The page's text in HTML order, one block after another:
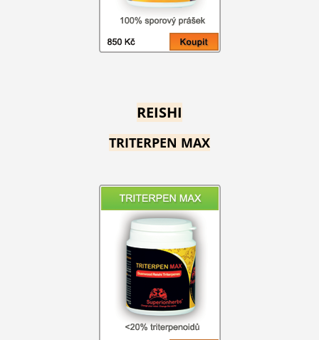
REISHI
TRITERPEN MAX